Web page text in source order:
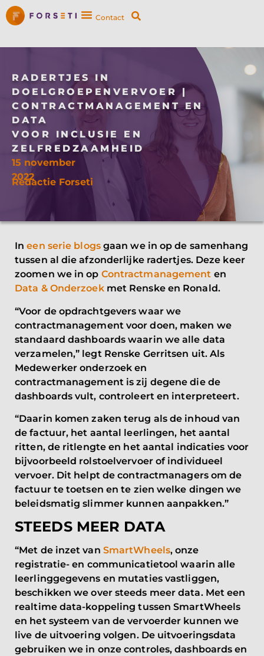
Contact
RADERTJES IN
DOELGROEPENVERVOER |
CONTRACTMANAGEMENT EN
DATA
VOOR INCLUSIE EN
ZELFREDZAAMHEID
15 november
2022
Redactie Forseti
Ineen serie blogsgaan we in op de samenhang
tussen al die afzonderlijke radertjes. Deze keer
zoomen we in op Contractmanagement en
Data & Onderzoekmet Renske en Ronald.
“Voor de opdrachtgevers waar we
contractmanagement voor doen, maken we
standaard dashboards waarin we alle data
verzamelen,” legt Renske Gerritsen uit. Als
Medewerker onderzoek en
contractmanagement is zij degene die de
dashboards vult, controleert en interpreteert.
“Daarin komen zaken terug als de inhoud van
de factuur, het aantal leerlingen, het aantal
ritten, de ritlengte en het aantal indicaties voor
bijvoorbeeld rolstoelvervoer of individueel
vervoer. Dit helpt de contractmanagers om de
factuur te toetsen en te zien welke dingen we
beleidsmatig slimmer kunnen aanpakken.”
STEEDS MEER DATA
“Met de inzet van SmartWheels, onze
registratie- en communicatietool waarin alle
leerlinggegevens en mutaties vastliggen,
beschikken we over steeds meer data. Met een
realtime data-koppeling tussen SmartWheels
en het systeem van de vervoerder kunnen we
live de uitvoering volgen. De uitvoeringsdata
gebruiken we in onze controles, dashboards en